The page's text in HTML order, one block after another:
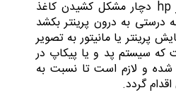
حقیقت هنگامی که پرینتر hp دچار مشکل کشیدن کاغذ
درستی به درون پرینتر بکشد
پرینتر یا مانیتور به تصویر
که سیستم پد و یا پیکاپ در
شده و لازم است تا نسبت به
گردد.